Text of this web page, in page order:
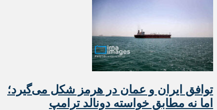
توافق ایران و عمان در هرمز شکل می‌گیرد؛
اما نه مطابق خواسته دونالد ترامپ